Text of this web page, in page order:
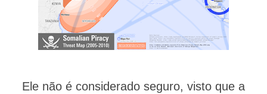
Ele não é considerado seguro, visto que a